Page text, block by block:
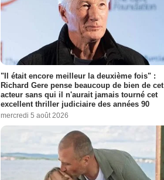
"Il était encore meilleur la deuxième fois" :
Richard Gere pense beaucoup de bien de cet
acteur sans qui il n'aurait jamais tourné cet
excellent thriller judiciaire des années 90
mercredi 5 août 2026